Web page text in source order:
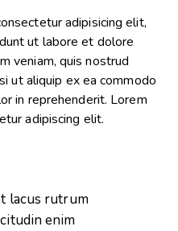
adipisicing elit,
ut labore et dolore
veniam, quis nostrud
ut aliquip ex ea commodo
in reprehenderit. Lorem
adipiscing elit.
lacus rutrum
enim